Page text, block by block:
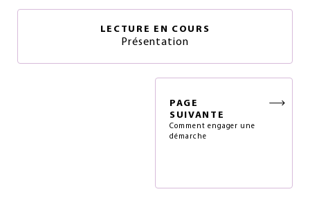
LECTURE EN COURS
Présentation
PAGE
SUIVANTE
Comment engager une
démarche